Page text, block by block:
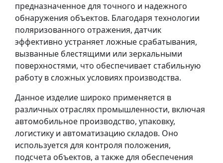
предназначенное для точного и надежного
обнаружения объектов. Благодаря технологии
поляризованного отражения, датчик
эффективно устраняет ложные срабатывания,
вызванные блестящими или зеркальными
поверхностями, что обеспечивает стабильную
работу в сложных условиях производства.
Данное изделие широко применяется в
различных отраслях промышленности, включая
автомобильное производство, упаковку,
логистику и автоматизацию складов. Оно
используется для контроля положения,
подсчета объектов, а также для обеспечения